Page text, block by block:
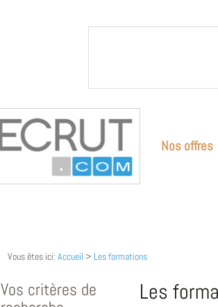
Nos offres
Vous êtes ici: Accueil > Les formations
Vos critères de
Les